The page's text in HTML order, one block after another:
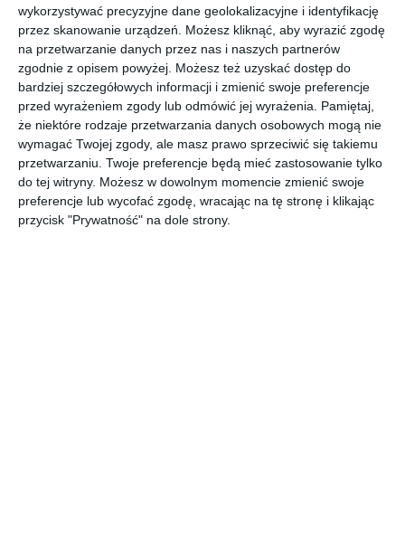
wykorzystywać precyzyjne dane geolokalizacyjne i identyfikację
przez skanowanie urządzeń. Możesz kliknąć, aby wyrazić zgodę
na przetwarzanie danych przez nas i naszych partnerów
zgodnie z opisem powyżej. Możesz też uzyskać dostęp do
bardziej szczegółowych informacji i zmienić swoje preferencje
przed wyrażeniem zgody lub odmówić jej wyrażenia.
Pamiętaj,
że niektóre rodzaje przetwarzania danych osobowych mogą nie
wymagać Twojej zgody, ale masz prawo sprzeciwić się takiemu
przetwarzaniu. Twoje preferencje będą mieć zastosowanie tylko
do tej witryny. Możesz w dowolnym momencie zmienić swoje
preferencje lub wycofać zgodę, wracając na tę stronę i klikając
przycisk "Prywatność" na dole strony.
Łazienka z okrągłą wanną i grafitową ścianą z kafli.
AUTOR: Redakcja AboutDecor
DODAJ DO ULUBIONYCH
UDOSTĘPNIJ
Komentarze ZADAJ PYTANIE